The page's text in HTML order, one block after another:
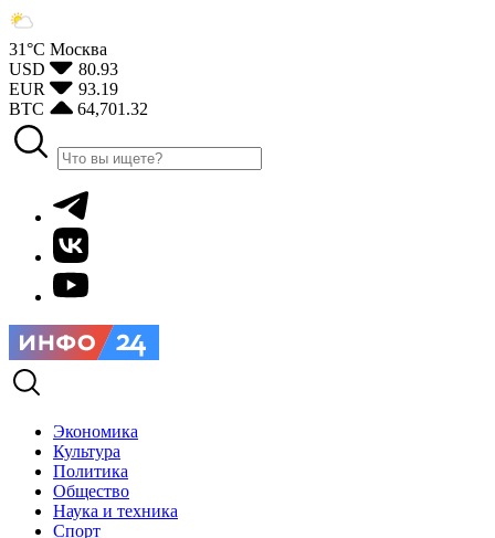
31°С Москва
USD
80.93
EUR
93.19
BTC
64,701.32
Экономика
Культура
Политика
Общество
Наука и техника
Спорт